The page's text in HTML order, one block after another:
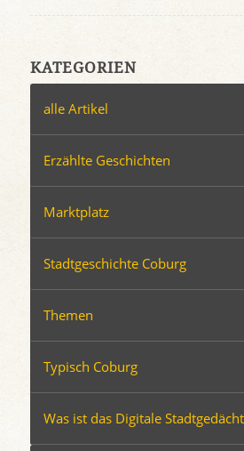
KATEGORIEN
alle Artikel
Erzählte Geschichten
Marktplatz
Stadtgeschichte Coburg
Themen
Typisch Coburg
Was ist das Digitale